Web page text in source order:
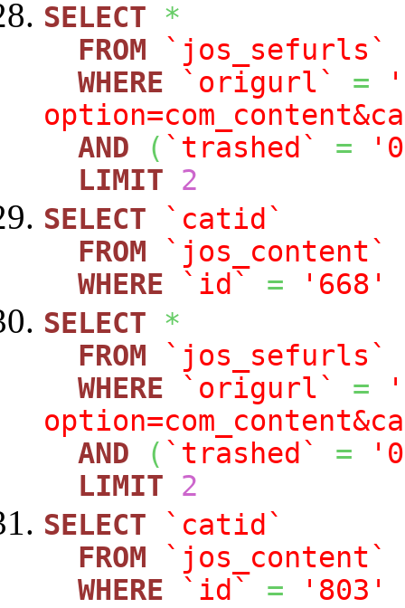
SELECT
*
FROM
`jos_sefurls`
WHERE
`origurl` =
AND
( `trashed` =
LIMIT
2
SELECT
`catid`
FROM
`jos_content`
WHERE
`id` =
'668'
SELECT
*
FROM
`jos_sefurls`
WHERE
`origurl` =
AND
( `trashed` =
LIMIT
2
SELECT
`catid`
FROM
`jos_content`
WHERE
`id` =
'803'